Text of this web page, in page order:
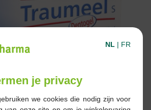
NL | FR
je privacy
we cookies die nodig zijn voor